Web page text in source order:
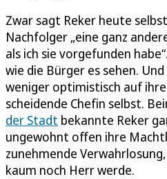
Zwar sagt Reker heute
Nachfolger „eine ganz
als ich sie vorgefunden
wie die Bürger es sehen.
weniger optimistisch auf
scheidende Chefin selbst.
der Stadt bekannte Reker
ungewohnt offen ihre
zunehmende
kaum noch Herr werde.